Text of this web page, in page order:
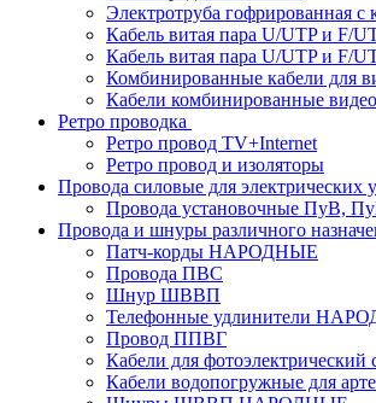
Электротруба гофрированная с
Кабель витая пара U/UTP и F/
Кабель витая пара U/UTP и F/
Комбинированные кабели для
Кабели комбинированные
Ретро проводка
Ретро провод TV+Internet
Ретро провод и изоляторы
Провода силовые для электрических
Провода установочные ПуВ,
Провода и шнуры различного
Патч-корды НАРОДНЫЕ
Провода ПВС
Шнур ШВВП
Телефонные удлинители
Провод ППВГ
Кабели для
Кабели водопогружные для